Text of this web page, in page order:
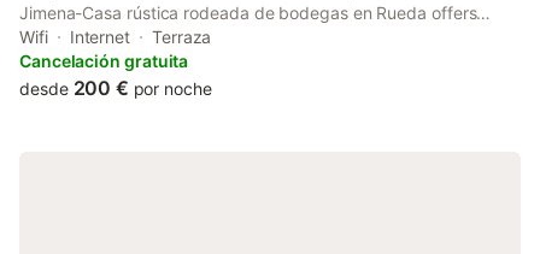
Jimena-Casa rústica rodeada de bodegas en Rueda offers
accommodation in Rueda with access to an open-air bath,
barbecue facilities, as well as private check-in and check-out.
Wifi Internet
Terraza
Cancelación gratuita
desde 200 € por noche